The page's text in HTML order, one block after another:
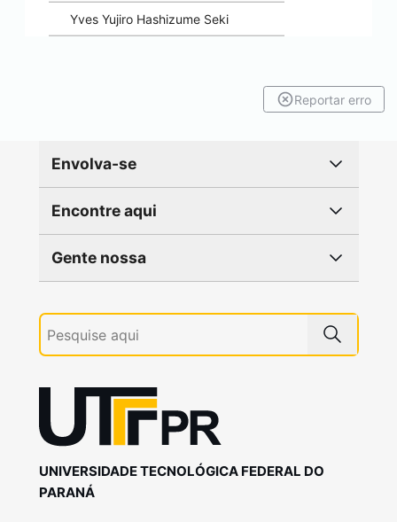
Yves Yujiro Hashizume Seki
Reportar erro
Envolva-se
Encontre aqui
Gente nossa
UNIVERSIDADE TECNOLÓGICA FEDERAL DO
PARANÁ